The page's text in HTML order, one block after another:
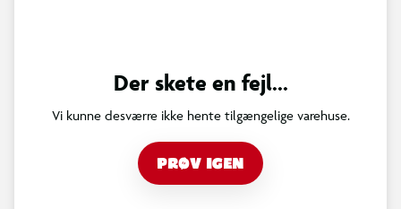
Der skete en fejl...
Vi kunne desværre ikke hente tilgængelige varehuse.
PRØV IGEN